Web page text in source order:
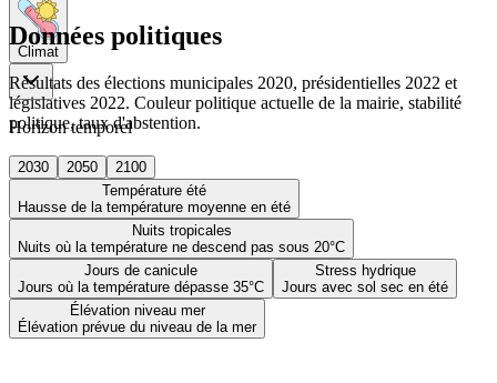
Climat
Horizon temporel
2030 2050
2100
Température été
Hausse de la température moyenne en été
Nuits tropicales
Nuits où la température ne descend pas sous 20°C
Jours de canicule
Jours où la température dépasse 35°C
Stress hydrique
Jours avec sol sec en été
Élévation niveau mer
Élévation prévue du niveau de la mer
Données politiques
Résultats des élections municipales 2020, présidentielles 2022 et
législatives 2022. Couleur politique actuelle de la mairie, stabilité
politique, taux d'abstention.